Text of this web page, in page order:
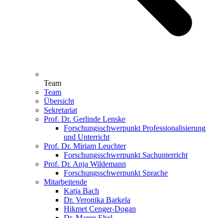
Team
Team
Übersicht
Sekretariat
Prof. Dr. Gerlinde Lenske
Forschungsschwerpunkt Professionalisierung
und Unterricht
Prof. Dr. Miriam Leuchter
Forschungsschwerpunkt Sachunterricht
Prof. Dr. Anja Wildemann
Forschungsschwerpunkt Sprache
Mitarbeitende
Katja Bach
Dr. Veronika Barkela
Hikmet Cenger-Dogan